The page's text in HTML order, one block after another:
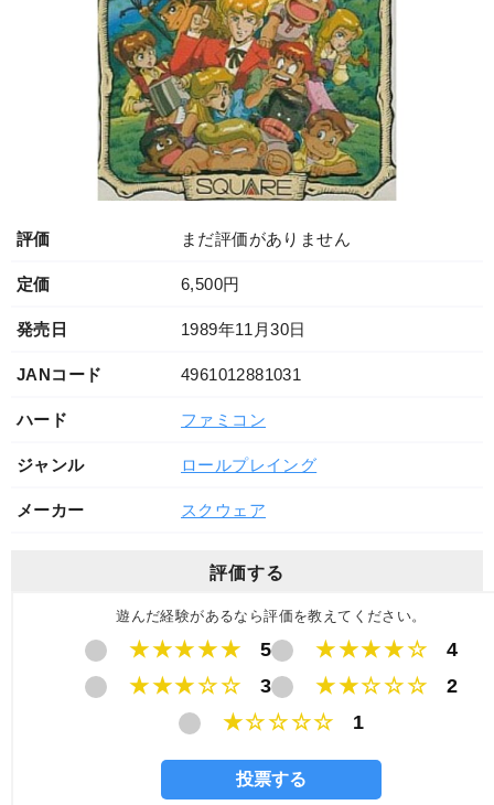
評価 まだ評価がありません
定価 6,500円
発売日 1989年11月30日
JANコード 4961012881031
ハード ファミコン
ジャンル ロールプレイング
メーカー スクウェア
評価する
遊んだ経験があるなら評価を教えてください。
★★★★★ 5 ★★★★☆
4
★★★☆☆
3 ★★☆☆☆
2
★☆☆☆☆
1